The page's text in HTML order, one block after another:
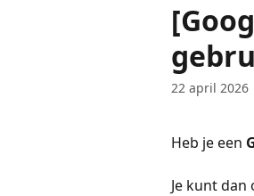
22 april 2026
Heb je een
Je kunt